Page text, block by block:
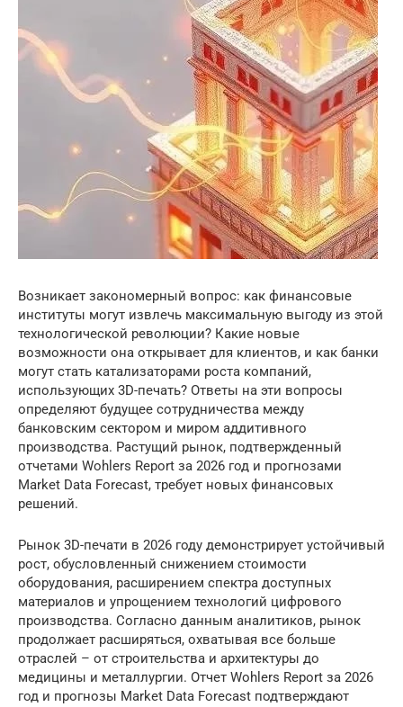
Возникает закономерный вопрос: как финансовые
институты могут извлечь максимальную выгоду из этой
технологической революции? Какие новые
возможности она открывает для клиентов, и как банки
могут стать катализаторами роста компаний,
использующих 3D-печать? Ответы на эти вопросы
определяют будущее сотрудничества между
банковским сектором и миром аддитивного
производства. Растущий рынок, подтвержденный
отчетами Wohlers Report за 2026 год и прогнозами
Market Data Forecast, требует новых финансовых
решений.
Рынок 3D-печати в 2026 году демонстрирует устойчивый
рост, обусловленный снижением стоимости
оборудования, расширением спектра доступных
материалов и упрощением технологий цифрового
производства. Согласно данным аналитиков, рынок
продолжает расширяться, охватывая все больше
отраслей – от строительства и архитектуры до
медицины и металлургии. Отчет Wohlers Report за 2026
год и прогнозы Market Data Forecast подтверждают